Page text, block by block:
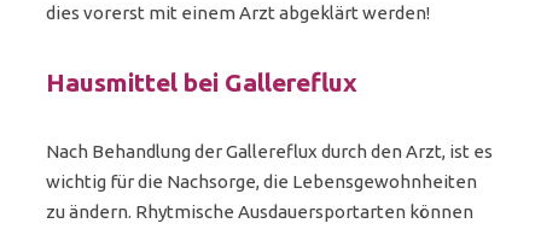
dies vorerst mit einem Arzt abgeklärt werden!
Hausmittel bei Gallereflux
Nach Behandlung der Gallereflux durch den Arzt, ist es
wichtig für die Nachsorge, die Lebensgewohnheiten
zu ändern. Rhytmische Ausdauersportarten können